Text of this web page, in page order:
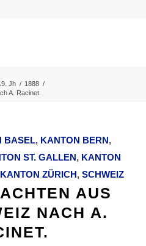
Jh / 1888 /
A. Racinet.
BASEL, KANTON BERN,
ST. GALLEN, KANTON
KANTON ZÜRICH, SCHWEIZ
AUS
NACH A.